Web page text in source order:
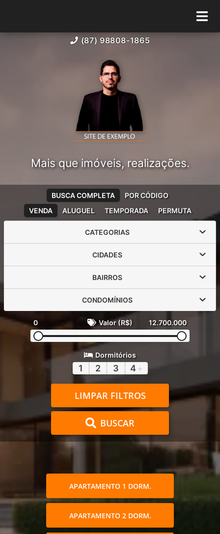
(87) 98808-1865
Mais que imóveis, realizações.
VENDA ALUGUEL TEMPORADA PERMUTA
BUSCA COMPLETA POR CÓDIGO
CATEGORIAS
CIDADES
BAIRROS
CONDOMÍNIOS
0 Valor (R$) 12.700.000
Dormitórios
1 2 3 4 +
LIMPAR FILTROS
BUSCAR
APARTAMENTO 1 DORM.
APARTAMENTO 2 DORM.